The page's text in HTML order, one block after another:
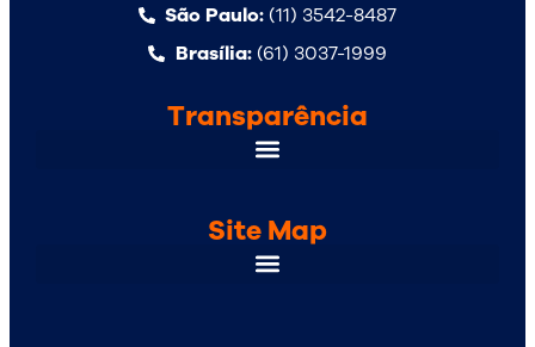
Site Map
Transparência
São Paulo:(11) 3542-8487
Brasília:(61) 3037-1999